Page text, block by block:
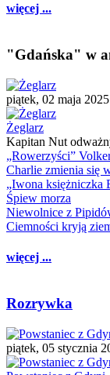
więcej ...
"Gdańska" w
piątek, 02 maja
Żeglarz
Kapitan Nut
„Rowerzyści”
Charlie zmienia się
„Iwona księżniczka
Śpiew morza
Niewolnice z
Ciemności kryją
więcej ...
Rozrywka
piątek, 05 stycznia